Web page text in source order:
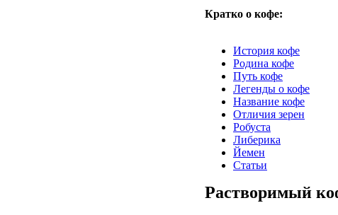
Кратко о кофе:
История кофе
Родина кофе
Путь кофе
Легенды о кофе
Название кофе
Отличия зерен
Робуста
Либерика
Йемен
Статьи
Растворимый